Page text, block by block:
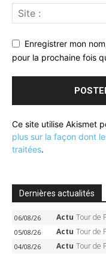
Enregistrer mon
pour la prochaine fois
Ce site utilise Akismet
plus sur la façon dont
traitées.
Dernières actualités
06/08/26 Actu Tour de France
05/08/26 Actu Tour de France Femmes
04/08/26 Actu Tour de France